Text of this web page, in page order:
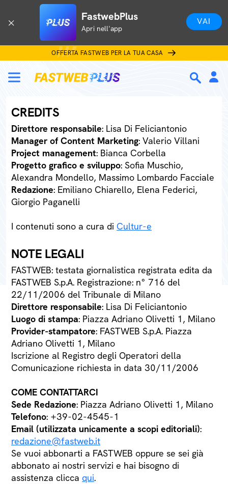
FastwebPlus
Apri nell'app
VAI
OFFERTA FASTWEB PER LA TUA CASA
CREDITS
Direttore responsabile: Lisa Di Feliciantonio
Manager of Content Marketing: Valerio Villani
Project management: Bianca Corbella
Progetto grafico e sviluppo: Sofia Muschio,
Alexandra Mondello, Massimo Lombardo Facciale
Redazione: Emiliano Chiarello, Elena Federici,
Giorgio Paganelli
I contenuti sono a cura di Cultur-e
NOTE LEGALI
FASTWEB: testata giornalistica registrata edita da
FASTWEB S.p.A. Registrazione: n° 716 del
22/11/2006 del Tribunale di Milano
Direttore responsabile: Lisa Di Feliciantonio
Luogo di stampa: Piazza Adriano Olivetti 1, Milano
Provider-stampatore: FASTWEB S.p.A. Piazza
Adriano Olivetti 1, Milano
Iscrizione al Registro degli Operatori della
Comunicazione richiesta in data 30/11/2006
COME CONTATTARCI
Sede Redazione: Piazza Adriano Olivetti 1, Milano
Telefono: +39-02-4545-1
Email (utilizzata unicamente a scopi editoriali):
redazione@fastweb.it
Se vuoi abbonarti a FASTWEB oppure se sei già
abbonato ai nostri servizi e hai bisogno di
assistenza clicca qui.